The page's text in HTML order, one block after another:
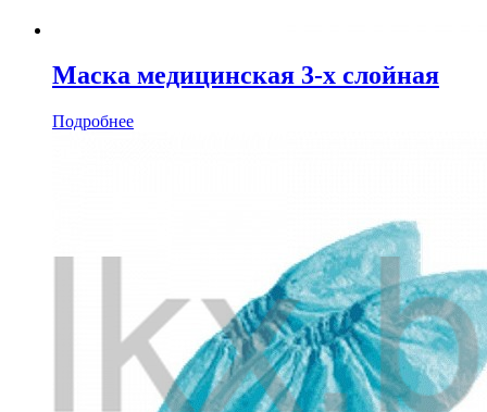
Маска медицинская 3-х слойная
Подробнее